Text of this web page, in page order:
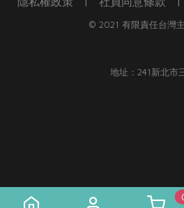
© 2021 有限責任台灣
地址：241新北市